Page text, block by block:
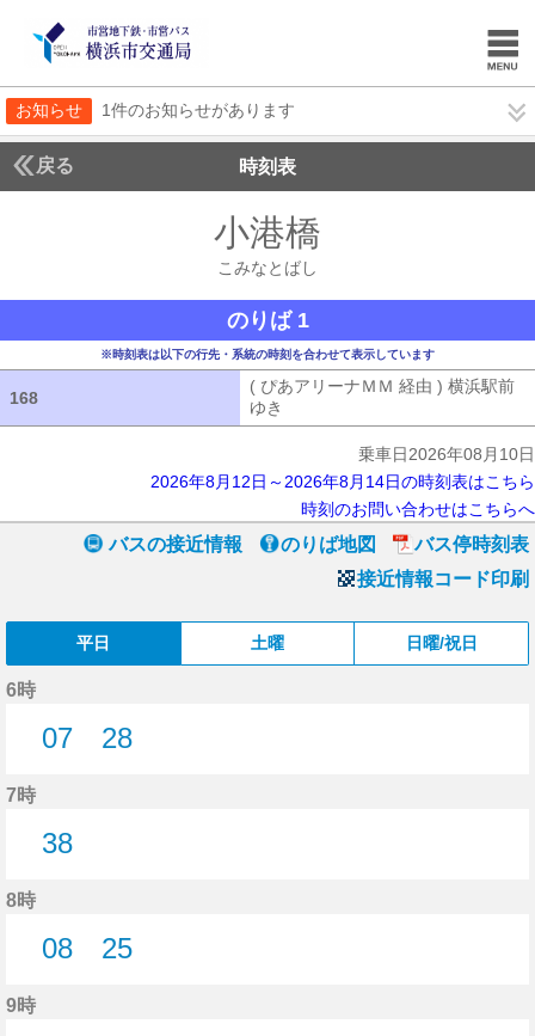
お知らせ 1件のお知らせがあります
戻る 時刻表
小港橋
こみなとばし
のりば 1
※時刻表は以下の行先・系統の時刻を合わせて表示しています
168
( ぴあアリーナＭＭ 経由 ) 横浜駅前
ゆき
乗車日2026年08月10日
2026年8月12日～2026年8月14日の時刻表はこちら
時刻のお問い合わせはこちらへ
バスの接近情報 のりば地図
バス停時刻表
接近情報コード印刷
平日 土曜 日曜/祝日
6時
07
28
7時
38
8時
08
25
9時